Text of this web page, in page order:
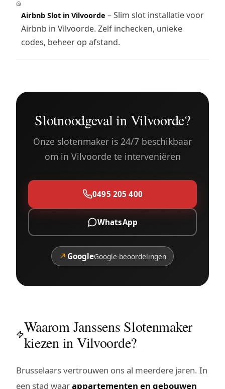
Airbnb Slot in Vilvoorde – Slim slot installatie voor
Airbnb in Vilvoorde. Zelf inchecken, unieke
codes, beheer op afstand.
Slotnoodgeval in Vilvoorde?
Onze slotenmaker is 24/7 beschikbaar
om in Vilvoorde te interveniëren
0495 205 400
WhatsApp
↗ GoogleGoogle-beoordelingen
Waarom Janssens Slotenmaker
kiezen in Vilvoorde?
Brusselaars vertrouwen ons al meerdere jaren. In
een stad waarappartementen en gebouwen